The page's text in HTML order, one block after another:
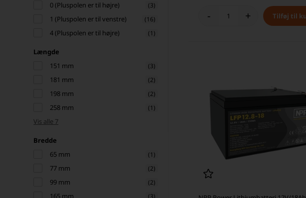
0 (Pluspolen er til højre)
(3)
1 (Pluspolen er til venstre) (16)
4 (Pluspolen er til højre) (1)
Længde
151 mm
(3)
181 mm (2)
198 mm (2)
258 mm (1)
Vis alle 7
Bredde
65 mm
(1)
77 mm (2)
99 mm (2)
165 mm (3)
- +